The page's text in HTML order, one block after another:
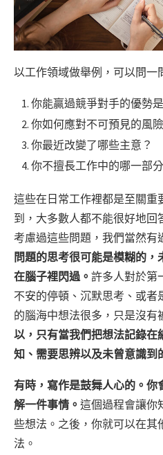
以工作領域做舉例，可以問一
你能贏過競爭對手的優勢
你如何應對不可預見的風
你最近改變了哪些主意？
你不擅長工作中的哪一部
這些在日常工作裡都是至關重
到，大多數人都不能很好地回
考慮過這些問題，我們當然有
問題的思考很可能是模糊的
在腦子裡閃過。 許多人對於第
不安的停頓、沉默思考、或者
的腦海中想法很多，只是沒有
以，只有當我們把想法記錄在
知、需要思辨以及未曾意識到
有時，寫作是鼓舞人心的。你
解一件事情。 這個過程會讓你
些想法。之後，你就可以在其
法。